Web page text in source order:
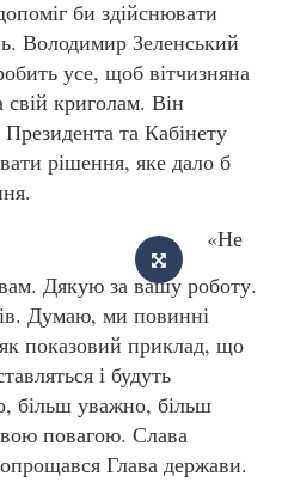
би здійснювати
Володимир Зеленський
усе, щоб вітчизняна
свій криголам. Він
та Кабінету
рішення, яке дало б
«Не
Дякую за вашу роботу.
Думаю, ми повинні
показовий приклад, що
і будуть
більш уважно, більш
повагою. Слава
Глава держави.